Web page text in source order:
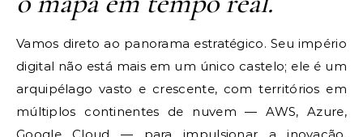
Vamos direto ao panorama estratégico. Seu império
digital não está mais em um único castelo; ele é um
arquipélago vasto e crescente, com territórios em
múltiplos continentes de nuvem — AWS, Azure,